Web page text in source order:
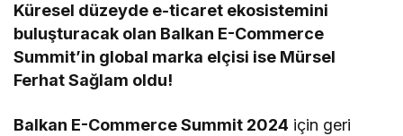
Küresel düzeyde e-ticaret ekosistemini
buluşturacak olan Balkan E-Commerce
Summit’in global marka elçisi ise Mürsel
Ferhat Sağlam oldu!
Balkan E-Commerce Summit 2024 için geri